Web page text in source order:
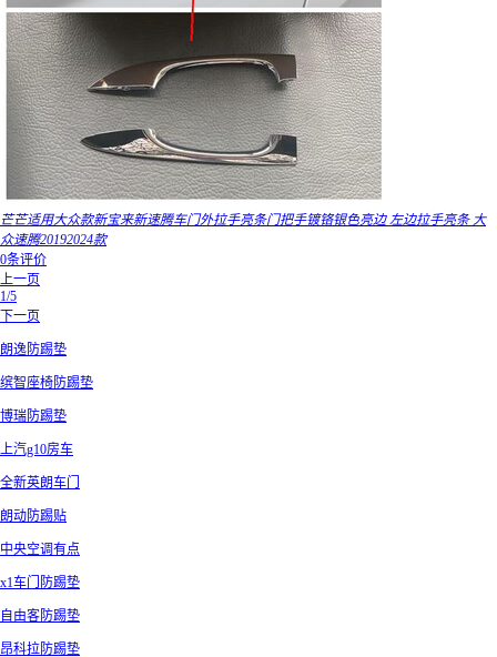
芒芒适用大众款新宝来新速腾车门外拉手亮条门把手镀铬银色亮边 左边拉手亮条 大
众速腾20192024款
0条评价
上一页
1/5
下一页
朗逸防踢垫
缤智座椅防踢垫
博瑞防踢垫
上汽g10房车
全新英朗车门
朗动防踢贴
中央空调有点
x1车门防踢垫
自由客防踢垫
昂科拉防踢垫